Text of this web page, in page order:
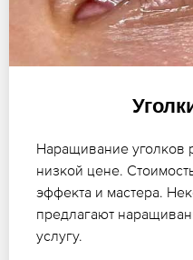
Наращивание уголков
низкой цене.
эффекта и мастера.
предлагают
услугу.